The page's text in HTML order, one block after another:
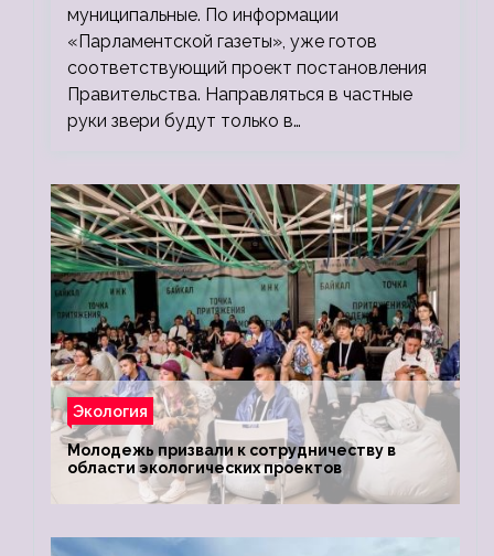
муниципальные. По информации
«Парламентской газеты», уже готов
соответствующий проект постановления
Правительства. Направляться в частные
руки звери будут только в…
Экология
Молодежь призвали к сотрудничеству в
области экологических проектов